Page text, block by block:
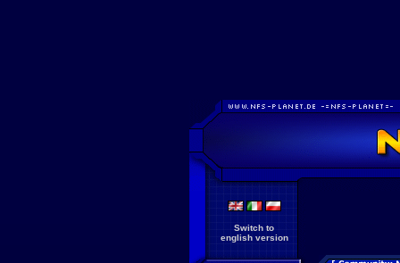
Switch to
english version